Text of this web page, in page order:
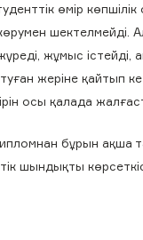
өмір
шектелмейді.
жұмыс істейді,
жеріне қайтып
осы қалада
бұрын ақша